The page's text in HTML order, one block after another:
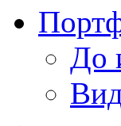
До